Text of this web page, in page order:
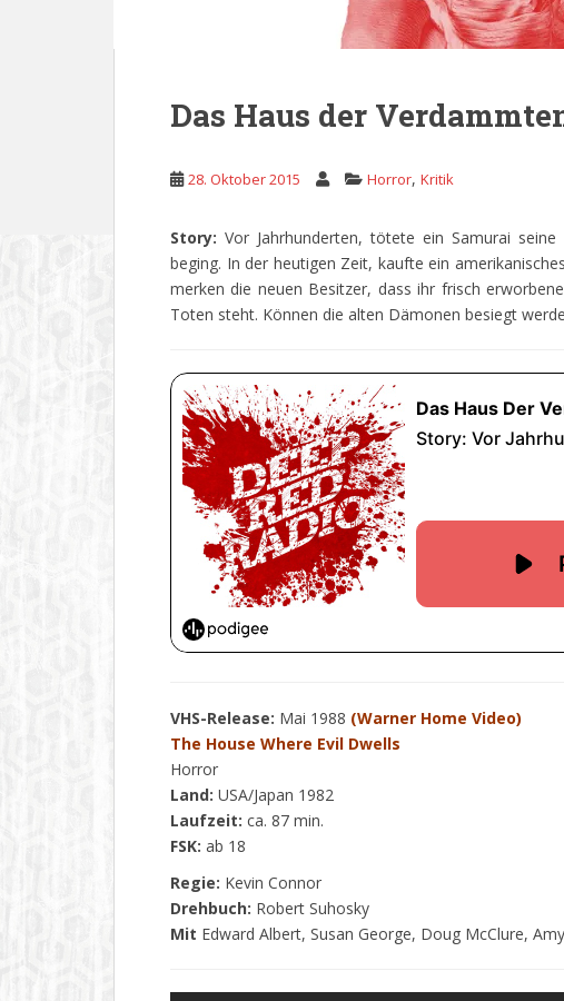
Das Haus der
28. Oktober 2015 Horror, Kritik
Story: Vor Jahrhunderten, tötete ein Samurai
beging. In der heutigen Zeit, kaufte ein
merken die neuen Besitzer, dass ihr frisch
Toten steht. Können die alten Dämonen besiegt
VHS-Release: Mai 1988 (Warner Home Video)
The House Where Evil Dwells
Horror
Land: USA/Japan 1982
Laufzeit: ca. 87 min.
FSK: ab 18
Regie: Kevin Connor
Drehbuch: Robert Suhosky
Mit Edward Albert, Susan George, Doug McClure,